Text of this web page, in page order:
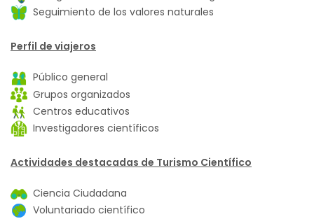
Seguimiento de los valores naturales
Perfil de viajeros
Público general
Grupos organizados
Centros educativos
Investigadores científicos
Actividades destacadas de Turismo Científico
Ciencia Ciudadana
Voluntariado científico